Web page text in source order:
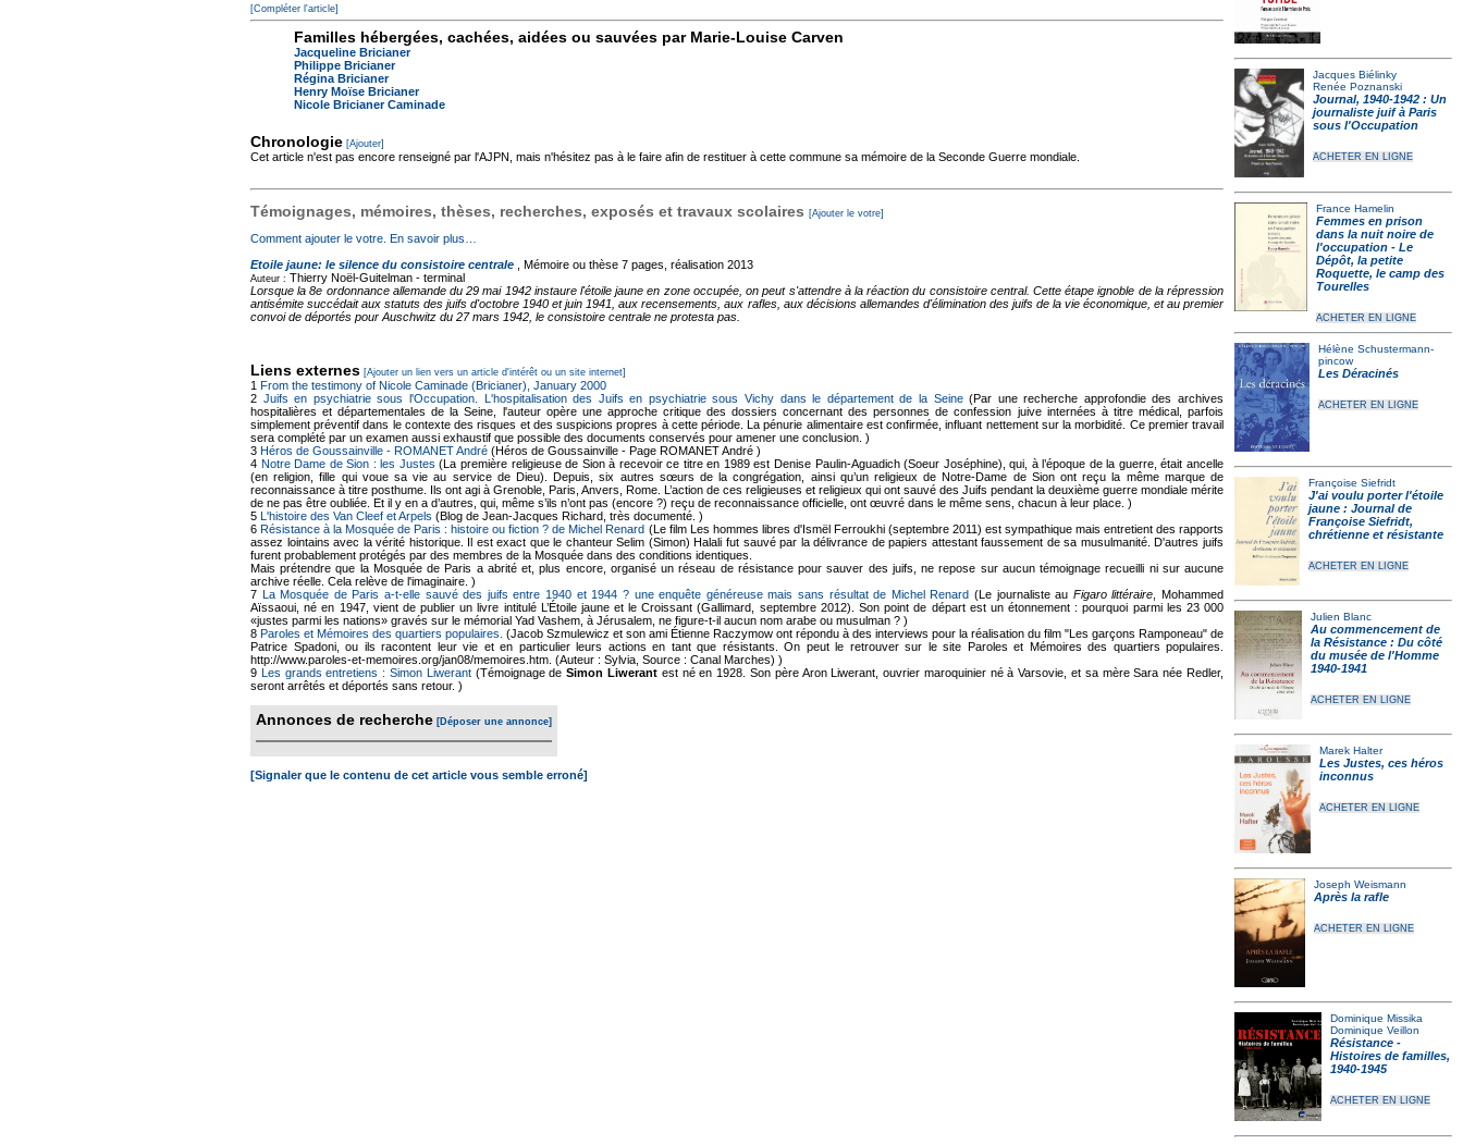
Jacques Biélinky
Renée Poznanski
Journal, 1940-1942 : Un
journaliste juif à Paris
sous l'Occupation
ACHETER EN LIGNE
France Hamelin
Femmes en prison
dans la nuit noire de
l'occupation - Le
Dépôt, la petite
Roquette, le camp des
Tourelles
ACHETER EN LIGNE
Hélène Schustermann-
pincow
Les Déracinés
ACHETER EN LIGNE
Françoise Siefridt
J'ai voulu porter l'étoile
jaune : Journal de
Françoise Siefridt,
chrétienne et résistante
ACHETER EN LIGNE
Julien Blanc
Au commencement de
la Résistance : Du côté
du musée de l'Homme
1940-1941
ACHETER EN LIGNE
Marek Halter
Les Justes, ces héros
inconnus
ACHETER EN LIGNE
Joseph Weismann
Après la rafle
ACHETER EN LIGNE
Dominique Missika
Dominique Veillon
Résistance -
Histoires de familles,
1940-1945
ACHETER EN LIGNE
[Compléter l'article]
Familles hébergées, cachées, aidées ou sauvées par Marie-Louise Carven
Jacqueline Bricianer
Philippe Bricianer
Régina Bricianer
Henry Moïse Bricianer
Nicole Bricianer Caminade
Chronologie [Ajouter]
Cet article n'est pas encore renseigné par l'AJPN, mais n'hésitez pas à le faire afin de restituer à cette commune sa mémoire de la Seconde Guerre mondiale.
Témoignages, mémoires, thèses, recherches, exposés et travaux scolaires [Ajouter le votre]
Comment ajouter le votre. En savoir plus…
Etoile jaune: le silence du consistoire centrale , Mémoire ou thèse 7 pages, réalisation 2013
Auteur : Thierry Noël-Guitelman - terminal
Lorsque la 8e ordonnance allemande du 29 mai 1942 instaure l'étoile jaune en zone occupée, on peut s'attendre à la réaction du consistoire central. Cette étape ignoble de la répression
antisémite succédait aux statuts des juifs d'octobre 1940 et juin 1941, aux recensements, aux rafles, aux décisions allemandes d'élimination des juifs de la vie économique, et au premier
convoi de déportés pour Auschwitz du 27 mars 1942, le consistoire centrale ne protesta pas.
Liens externes [Ajouter un lien vers un article d'intérêt ou un site internet]
1 From the testimony of Nicole Caminade (Bricianer), January 2000
2 Juifs en psychiatrie sous l'Occupation. L'hospitalisation des Juifs en psychiatrie sous Vichy dans le département de la Seine(Par une recherche approfondie des archives
hospitalières et départementales de la Seine, l'auteur opère une approche critique des dossiers concernant des personnes de confession juive internées à titre médical, parfois
simplement préventif dans le contexte des risques et des suspicions propres à cette période. La pénurie alimentaire est confirmée, influant nettement sur la morbidité. Ce premier travail
sera complété par un examen aussi exhaustif que possible des documents conservés pour amener une conclusion. )
3 Héros de Goussainville - ROMANET André (Héros de Goussainville - Page ROMANET André )
4 Notre Dame de Sion : les Justes (La première religieuse de Sion à recevoir ce titre en 1989 est Denise Paulin-Aguadich (Soeur Joséphine), qui, à l’époque de la guerre, était ancelle
(en religion, fille qui voue sa vie au service de Dieu). Depuis, six autres sœurs de la congrégation, ainsi qu’un religieux de Notre-Dame de Sion ont reçu la même marque de
reconnaissance à titre posthume. Ils ont agi à Grenoble, Paris, Anvers, Rome. L’action de ces religieuses et religieux qui ont sauvé des Juifs pendant la deuxième guerre mondiale mérite
de ne pas être oubliée. Et il y en a d’autres, qui, même s’ils n’ont pas (encore ?) reçu de reconnaissance officielle, ont œuvré dans le même sens, chacun à leur place. )
5 L'histoire des Van Cleef et Arpels (Blog de Jean-Jacques Richard, très documenté. )
6Résistance à la Mosquée de Paris : histoire ou fiction ? de Michel Renard (Le film Les hommes libres d'Ismël Ferroukhi (septembre 2011) est sympathique mais entretient des rapports
assez lointains avec la vérité historique. Il est exact que le chanteur Selim (Simon) Halali fut sauvé par la délivrance de papiers attestant faussement de sa musulmanité. D'autres juifs
furent probablement protégés par des membres de la Mosquée dans des conditions identiques.
Mais prétendre que la Mosquée de Paris a abrité et, plus encore, organisé un réseau de résistance pour sauver des juifs, ne repose sur aucun témoignage recueilli ni sur aucune
archive réelle. Cela relève de l'imaginaire. )
7 La Mosquée de Paris a-t-elle sauvé des juifs entre 1940 et 1944 ? une enquête généreuse mais sans résultat de Michel Renard (Le journaliste au Figaro littéraire , Mohammed
Aïssaoui, né en 1947, vient de publier un livre intitulé L’Étoile jaune et le Croissant (Gallimard, septembre 2012). Son point de départ est un étonnement : pourquoi parmi les 23 000
«justes parmi les nations» gravés sur le mémorial Yad Vashem, à Jérusalem, ne figure-t-il aucun nom arabe ou musulman ? )
8 Paroles et Mémoires des quartiers populaires. (Jacob Szmulewicz et son ami Étienne Raczymow ont répondu à des interviews pour la réalisation du film "Les garçons Ramponeau" de
Patrice Spadoni, ou ils racontent leur vie et en particulier leurs actions en tant que résistants. On peut le retrouver sur le site Paroles et Mémoires des quartiers populaires.
http://www.paroles-et-memoires.org/jan08/memoires.htm. (Auteur : Sylvia, Source : Canal Marches) )
9 Les grands entretiens : Simon Liwerant(Témoignage deSimon Liwerantest né en 1928. Son père Aron Liwerant, ouvrier maroquinier né à Varsovie, et sa mère Sara née Redler,
seront arrêtés et déportés sans retour. )
Annonces de recherche [Déposer une annonce]
[Signaler que le contenu de cet article vous semble erroné]